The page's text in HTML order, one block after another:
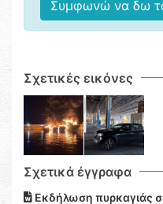
Συμφωνώ να δω
Σχετικές εικόνες
Σχετικά έγγραφα
Εκδήλωση πυρκαγιάς